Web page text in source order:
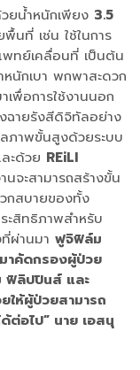
ยน้ำหนักเพียง 3.5
นที่ เช่น ใช้ในการ
พทย์เคลื่อนที่ เป็นต้น
หนักเบา พกพาสะดวก
พื่อการใช้งานนอก
ฉายรังสีดิจิทัลอย่าง
ภาพขั้นสูงด้วยระบบ
ะด้วย REiLI
จะสามารถสร้างขั้น
กสบายของทั้ง
ะสิทธิภาพสำหรับ
ผ่านมา ฟูจิฟิล์ม
มาคัดกรองผู้ป่วย
ฟิลิปปินส์ และ
ให้ผู้ป่วยสามารถ
ต่อไป” นาย เอสนุ